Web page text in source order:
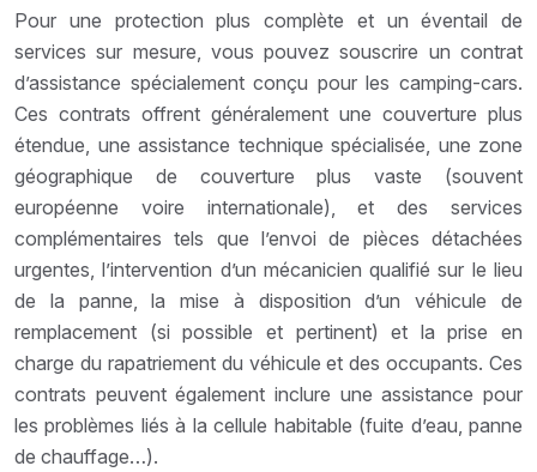
Pour une protection plus complète et un éventail de
services sur mesure, vous pouvez souscrire un contrat
d’assistance spécialement conçu pour les camping-cars.
Ces contrats offrent généralement une couverture plus
étendue, une assistance technique spécialisée, une zone
géographique de couverture plus vaste (souvent
européenne voire internationale), et des services
complémentaires tels que l’envoi de pièces détachées
urgentes, l’intervention d’un mécanicien qualifié sur le lieu
de la panne, la mise à disposition d’un véhicule de
remplacement (si possible et pertinent) et la prise en
charge du rapatriement du véhicule et des occupants. Ces
contrats peuvent également inclure une assistance pour
les problèmes liés à la cellule habitable (fuite d’eau, panne
de chauffage…).